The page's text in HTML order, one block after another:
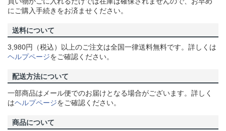
にご購入手続きをお済ませください。
送料について
3,980円（税込）以上のご注文は全国一律送料無料です。詳しくは
ヘルプページをご確認ください。
配送方法について
一部商品はメール便でのお届けとなる場合がございます。詳しく
はヘルプページをご確認ください。
商品について